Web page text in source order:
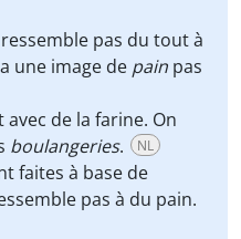
pas du tout à
une image de pain pas
avec de la farine. On
boulangeries. NL
faites à base de
pas à du pain.